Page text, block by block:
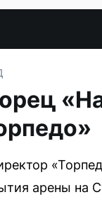
арены на